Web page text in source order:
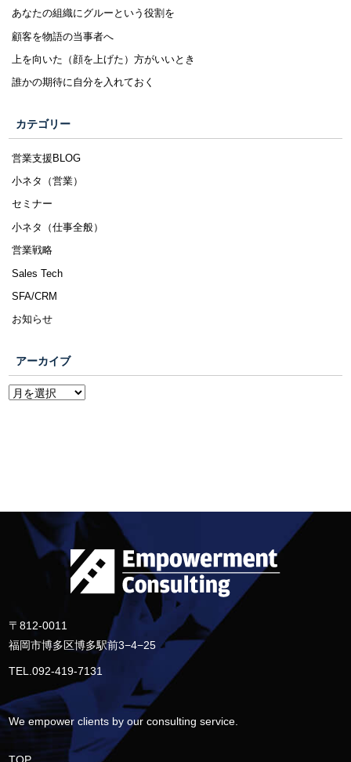
あなたの組織にグルーという役割を
顧客を物語の当事者へ
上を向いた（顔を上げた）方がいいとき
誰かの期待に自分を入れておく
カテゴリー
営業支援BLOG
小ネタ（営業）
セミナー
小ネタ（仕事全般）
営業戦略
Sales Tech
SFA/CRM
お知らせ
アーカイブ
〒812-0011
福岡市博多区博多駅前3−4−25
TEL.092-419-7131
We empower clients by our consulting service.